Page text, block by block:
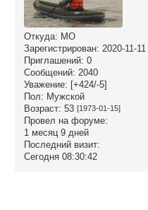
Откуда: МО
Зарегистрирован: 2020-11-11
Приглашений: 0
Сообщений: 2040
Уважение: [+424/-5]
Пол: Мужской
Возраст: 53 [1973-01-15]
Провел на форуме:
1 месяц 9 дней
Последний визит:
Сегодня 08:30:42